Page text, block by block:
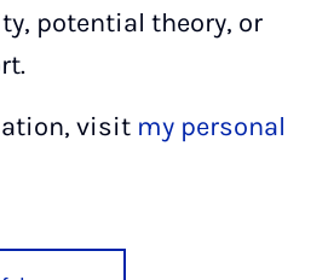
potential theory, or
visit my personal